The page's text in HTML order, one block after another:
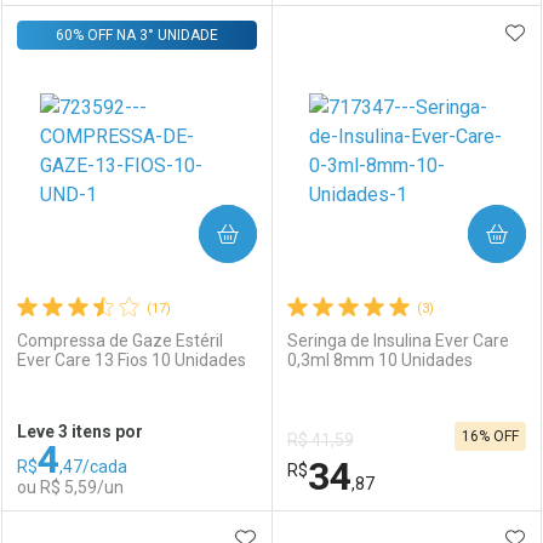
Laboratório
Comprar sem Desconto
Por R$ 15,47/cada
Por Menos
Comprar sem Desconto
Por R$ 15,47/cada
Laboratório
Comprar sem Desconto
Por R$ 9,97/cada
Por Menos
Comprar sem Desconto
Por R$ 9,97/cada
(17)
Compressa de Gaze Estéril
Ever Care 13 Fios 10 Unidades
60% OFF NA 3° UNIDADE
Leve 3 itens por
R$4,47/cada
ou R$ 5,59/un
COMPRAR
(3)
Seringa de Insulina Ever Care
0,3ml 8mm 10 Unidades
R$ 41,59
R$34,87
16% OFF
COMPRAR
ADICIONAR AOS FAVORITOS